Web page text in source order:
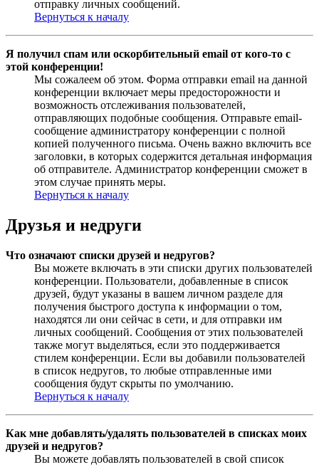
отправку личных сообщений.
Вернуться к началу
Я получил спам или оскорбительный email от кого-то с
этой конференции!
Мы сожалеем об этом. Форма отправки email на данной
конференции включает меры предосторожности и
возможность отслеживания пользователей,
отправляющих подобные сообщения. Отправьте email-
сообщение администратору конференции с полной
копией полученного письма. Очень важно включить все
заголовки, в которых содержится детальная информация
об отправителе. Администратор конференции сможет в
этом случае принять меры.
Вернуться к началу
Друзья и недруги
Что означают списки друзей и недругов?
Вы можете включать в эти списки других пользователей
конференции. Пользователи, добавленные в список
друзей, будут указаны в вашем личном разделе для
получения быстрого доступа к информации о том,
находятся ли они сейчас в сети, и для отправки им
личных сообщений. Сообщения от этих пользователей
также могут выделяться, если это поддерживается
стилем конференции. Если вы добавили пользователей
в список недругов, то любые отправленные ими
сообщения будут скрыты по умолчанию.
Вернуться к началу
Как мне добавлять/удалять пользователей в списках моих
друзей и недругов?
Вы можете добавлять пользователей в свой список